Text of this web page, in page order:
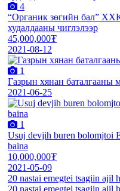
4
“Органик зөгийн бал”
худалдааны чиглэлээр
45,000,000₮
2021-08-12
1
Газрын хянан баталгааны
2021-06-25
1
Usuj devjih buren bolomjtoi
baina
10,000,000₮
2021-05-09
20 nastai emegtei tsagiin ajil
20 nastai emegtei tsagiin ajil